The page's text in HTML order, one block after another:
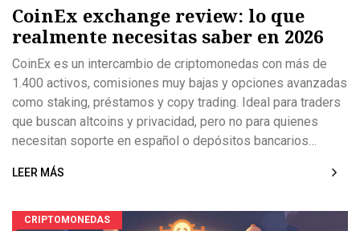
CoinEx exchange review: lo que
realmente necesitas saber en 2026
CoinEx es un intercambio de criptomonedas con más de
1.400 activos, comisiones muy bajas y opciones avanzadas
como staking, préstamos y copy trading. Ideal para traders
que buscan altcoins y privacidad, pero no para quienes
necesitan soporte en español o depósitos bancarios
LEER MÁS
CRIPTOMONEDAS